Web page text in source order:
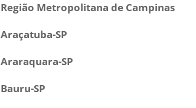
Região Metropolitana de Campinas
Araçatuba-SP
Araraquara-SP
Bauru-SP